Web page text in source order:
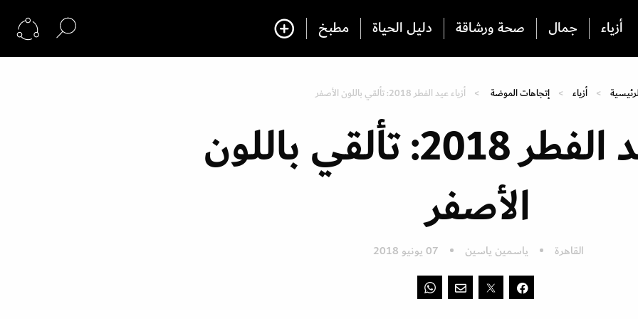
أزياء جمال صحة ورشاقة دليل الحياة مطبخ
أزياء إتجاهات الموضة أزياء عيد الفطر 2018: تألقي باللون الأصفر
أزياء عيد الفطر 2018: تألقي باللون
الأصفر
القاهرة ياسمين ياسين 07 يونيو 2018